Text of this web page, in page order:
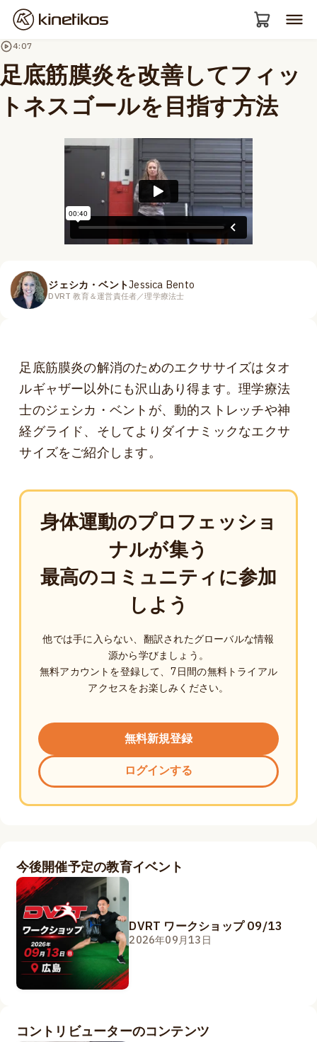
4:07
足底筋膜炎を改善してフィッ
トネスゴールを目指す方法
ジェシカ・ベントJessica Bento
DVRT 教育＆運営責任者／理学療法士
足底筋膜炎の解消のためのエクササイズはタオ
ルギャザー以外にも沢山あり得ます。理学療法
士のジェシカ・ベントが、動的ストレッチや神
経グライド、そしてよりダイナミックなエクサ
サイズをご紹介します。
身体運動のプロフェッショ
ナルが集う
最高のコミュニティに参加
しよう
他では手に入らない、翻訳されたグローバルな情報
源から学びましょう。
無料アカウントを登録して、7日間の無料トライアル
アクセスをお楽しみください。
無料新規登録
ログインする
今後開催予定の教育イベント
DVRT ワークショップ 09/13
2026年09月13日
コントリビューターのコンテンツ